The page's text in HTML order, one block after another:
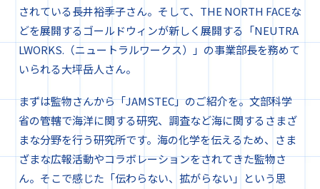
されている長井裕季子さん。そして、THE NORTH FACEな
どを展開するゴールドウィンが新しく展開する「NEUTRA
LWORKS.（ニュートラルワークス）」の事業部長を務めて
いられる大坪岳人さん。
まずは監物さんから「JAMSTEC」のご紹介を。文部科学
省の管轄で海洋に関する研究、調査など海に関するさまざ
まな分野を行う研究所です。海の化学を伝えるため、さま
ざまな広報活動やコラボレーションをされてきた監物さ
ん。そこで感じた「伝わらない、拡がらない」という思